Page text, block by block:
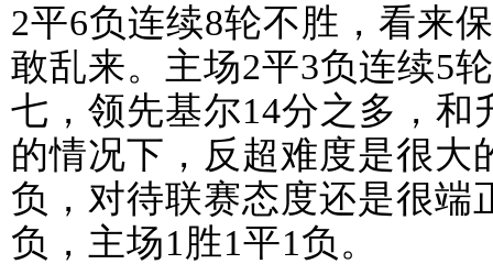
2平6负连续8轮不胜，看来
敢乱来。主场2平3负连续5
七，领先基尔14分之多，和
的情况下，反超难度是很大
负，对待联赛态度还是很端
负，主场1胜1平1负。